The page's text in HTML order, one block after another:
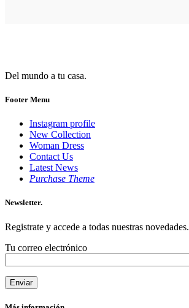
Del mundo a tu casa.
Footer Menu
Instagram profile
New Collection
Woman Dress
Contact Us
Latest News
Purchase Theme
Newsletter.
Registrate y accede a todas nuestras novedades.
Tu correo electrónico